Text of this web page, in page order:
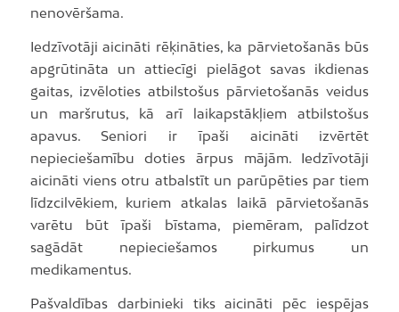
nenovēršama.
Iedzīvotāji aicināti rēķināties, ka pārvietošanās būs
apgrūtināta un attiecīgi pielāgot savas ikdienas
gaitas, izvēloties atbilstošus pārvietošanās veidus
un maršrutus, kā arī laikapstākļiem atbilstošus
apavus. Seniori ir īpaši aicināti izvērtēt
nepieciešamību doties ārpus mājām. Iedzīvotāji
aicināti viens otru atbalstīt un parūpēties par tiem
līdzcilvēkiem, kuriem atkalas laikā pārvietošanās
varētu būt īpaši bīstama, piemēram, palīdzot
sagādāt nepieciešamos pirkumus un
medikamentus.
Pašvaldības darbinieki tiks aicināti pēc iespējas